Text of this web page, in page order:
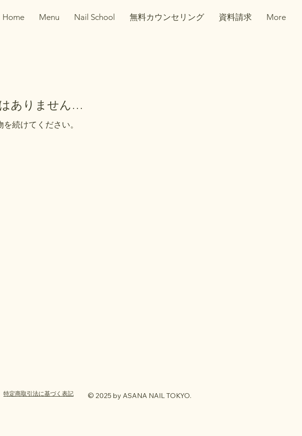
Home Menu Nail School 無料カウンセリング 資料請求 More
ありません…
続けてください。
特定商取引法に基づく表記 © 2025 by ASANA NAIL TOKYO.